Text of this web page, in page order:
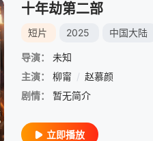
十年劫第二部
短片 2025 中国大陆
导演：
未知
主演：
柳甯 / 赵慕颜
剧情：
暂无简介
立即播放